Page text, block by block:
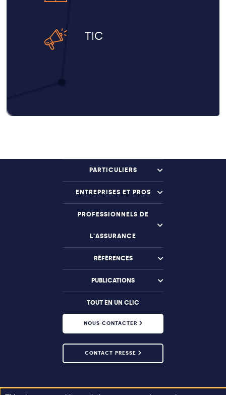
TIC
PARTICULIERS
ENTREPRISES ET PROS
PROFESSIONNELS DE
L'ASSURANCE
RÉFÉRENCES
PUBLICATIONS
TOUT EN UN CLIC
NOUS CONTACTER
CONTACT PRESSE